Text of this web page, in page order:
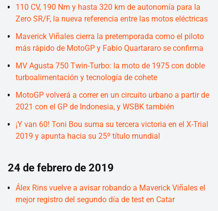
110 CV, 190 Nm y hasta 320 km de autonomía para la
Zero SR/F, la nueva referencia entre las motos eléctricas
Maverick Viñales cierra la pretemporada como el piloto
más rápido de MotoGP y Fabio Quartararo se confirma
MV Agusta 750 Twin-Turbo: la moto de 1975 con doble
turboalimentación y tecnología de cohete
MotoGP volverá a correr en un circuito urbano a partir de
2021 con el GP de Indonesia, y WSBK también
¡Y van 60! Toni Bou suma su tercera victoria en el X-Trial
2019 y apunta hacia su 25º título mundial
24 de febrero de 2019
Álex Rins vuelve a avisar robando a Maverick Viñales el
mejor registro del segundo día de test en Catar